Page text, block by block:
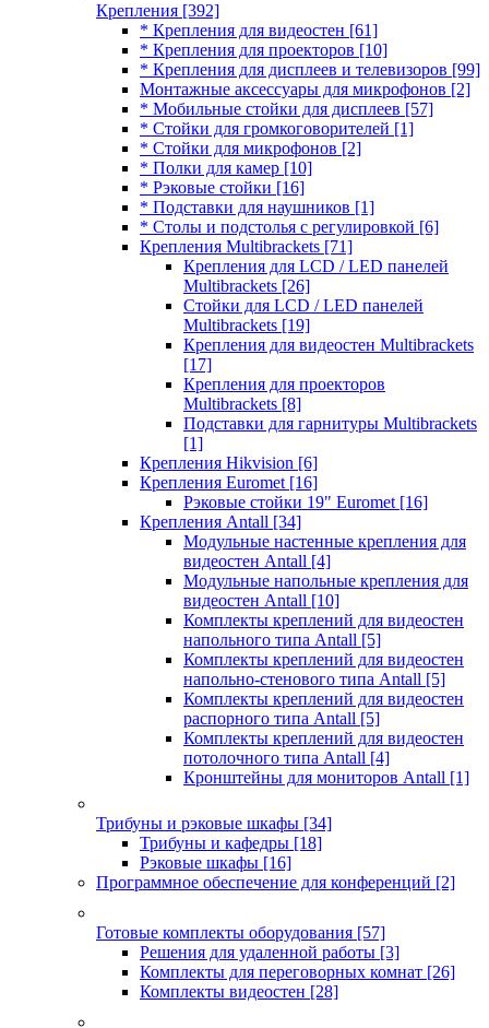
Крепления [392]
* Крепления для видеостен [61]
* Крепления для проекторов [10]
* Крепления для дисплеев и телевизоров [99]
Монтажные аксессуары для микрофонов [2]
* Мобильные стойки для дисплеев [57]
* Стойки для громкоговорителей [1]
* Стойки для микрофонов [2]
* Полки для камер [10]
* Рэковые стойки [16]
* Подставки для наушников [1]
* Столы и подстолья с регулировкой [6]
Крепления Multibrackets [71]
Крепления для LCD / LED панелей
Multibrackets [26]
Стойки для LCD / LED панелей
Multibrackets [19]
Крепления для видеостен Multibrackets
[17]
Крепления для проекторов
Multibrackets [8]
Подставки для гарнитуры Multibrackets
[1]
Крепления Hikvision [6]
Крепления Euromet [16]
Рэковые стойки 19" Euromet [16]
Крепления Antall [34]
Модульные настенные крепления для
видеостен Antall [4]
Модульные напольные крепления для
видеостен Antall [10]
Комплекты креплений для видеостен
напольного типа Antall [5]
Комплекты креплений для видеостен
напольно-стенового типа Antall [5]
Комплекты креплений для видеостен
распорного типа Antall [5]
Комплекты креплений для видеостен
потолочного типа Antall [4]
Кронштейны для мониторов Antall [1]
Трибуны и рэковые шкафы [34]
Трибуны и кафедры [18]
Рэковые шкафы [16]
Программное обеспечение для конференций [2]
Готовые комплекты оборудования [57]
Решения для удаленной работы [3]
Комплекты для переговорных комнат [26]
Комплекты видеостен [28]